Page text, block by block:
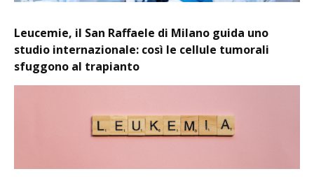
Leucemie, il San Raffaele di Milano guida uno
studio internazionale: così le cellule tumorali
sfuggono al trapianto